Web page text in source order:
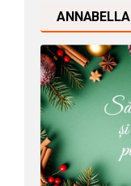
ANNABELLA